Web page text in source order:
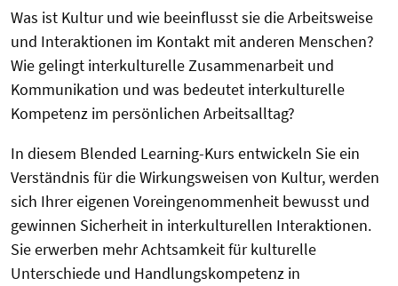
Was ist Kultur und wie beeinflusst sie die Arbeitsweise
und Interaktionen im Kontakt mit anderen Menschen?
Wie gelingt interkulturelle Zusammenarbeit und
Kommunikation und was bedeutet interkulturelle
Kompetenz im persönlichen Arbeitsalltag?
In diesem Blended Learning-Kurs entwickeln Sie ein
Verständnis für die Wirkungsweisen von Kultur, werden
sich Ihrer eigenen Voreingenommenheit bewusst und
gewinnen Sicherheit in interkulturellen Interaktionen.
Sie erwerben mehr Achtsamkeit für kulturelle
Unterschiede und Handlungskompetenz in